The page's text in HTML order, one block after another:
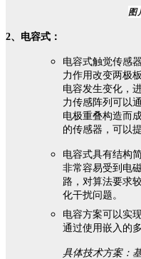
图
2、电容式：
电容式触觉传感
力作用改变两极
电容发生变化，
力传感阵列可以
电极重叠构造而
的传感器，可以
电容式具有结构
非常容易受到电
路，对算法要求
化干扰问题。
电容方案可以实
通过使用嵌入的
具体技术方案：